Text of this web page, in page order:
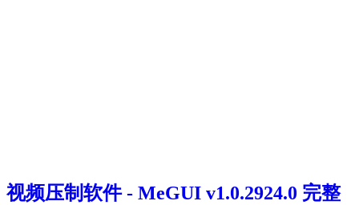
视频压制软件 - MeGUI v1.0.2924.0 完整